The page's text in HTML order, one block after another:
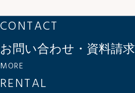
CONTACT
お問い合わせ・資料請求
MORE
RENTAL